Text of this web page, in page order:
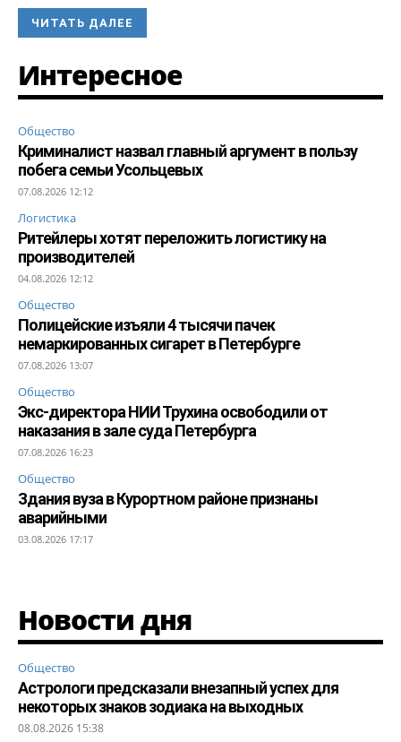
ЧИТАТЬ ДАЛЕЕ
Интересное
Общество
Криминалист назвал главный аргумент в пользу
побега семьи Усольцевых
07.08.2026 12:12
Логистика
Ритейлеры хотят переложить логистику на
производителей
04.08.2026 12:12
Общество
Полицейские изъяли 4 тысячи пачек
немаркированных сигарет в Петербурге
07.08.2026 13:07
Общество
Экс-директора НИИ Трухина освободили от
наказания в зале суда Петербурга
07.08.2026 16:23
Общество
Здания вуза в Курортном районе признаны
аварийными
03.08.2026 17:17
Новости дня
Общество
Астрологи предсказали внезапный успех для
некоторых знаков зодиака на выходных
08.08.2026 15:38